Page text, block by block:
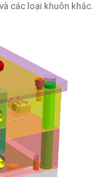
các loại khuôn khác.